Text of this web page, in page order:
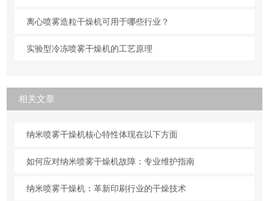
离心喷雾造粒干燥机可用于哪些行业？
实验型冷冻喷雾干燥机的工艺原理
相关文章
纳米喷雾干燥机核心特性体现在以下方面
如何应对纳米喷雾干燥机故障：专业维护指南
纳米喷雾干燥机：革新印刷行业的干燥技术